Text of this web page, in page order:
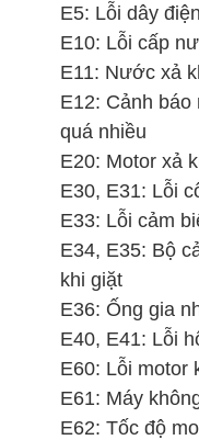
E5: Lỗi dây
E10: Lỗi cấp
E11: Nước xả
E12: Cảnh
quá nhiều
E20: Motor xả
E30, E31: Lỗi
E33: Lỗi cảm
E34, E35: Bộ
khi giặt
E36: Ống gia
E40, E41: Lỗi
E60: Lỗi motor
E61: Máy
E62: Tốc độ